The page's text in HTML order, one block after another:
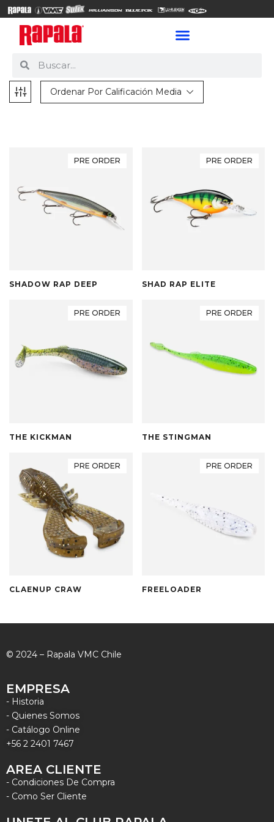
Ordenar Por Calificación Media
PRE ORDER
SHADOW RAP DEEP
PRE ORDER
SHAD RAP ELITE
PRE ORDER
THE KICKMAN
PRE ORDER
THE STINGMAN
PRE ORDER
CLAENUP CRAW
PRE ORDER
FREELOADER
© 2024 – Rapala VMC Chile
EMPRESA
- Historia
- Quienes Somos
- Catálogo Online
+56 2 2401 7467
AREA CLIENTE
- Condiciones De Compra
- Como Ser Cliente